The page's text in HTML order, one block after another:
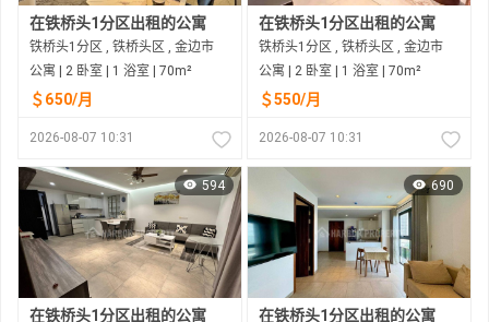
在铁桥头1分区出租的公寓
铁桥头1分区 , 铁桥头区 , 金边市
公寓 | 2 卧室 | 1 浴室 | 70m²
＄650/月
2026-08-07 10:31
在铁桥头1分区出租的公寓
铁桥头1分区 , 铁桥头区 , 金边市
公寓 | 2 卧室 | 1 浴室 | 70m²
＄550/月
2026-08-07 10:31
594
在铁桥头1分区出租的公寓
690
在铁桥头1分区出租的公寓